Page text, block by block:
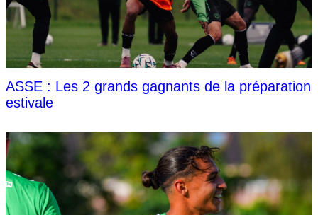
ASSE : Les 2 grands gagnants de la préparation
estivale